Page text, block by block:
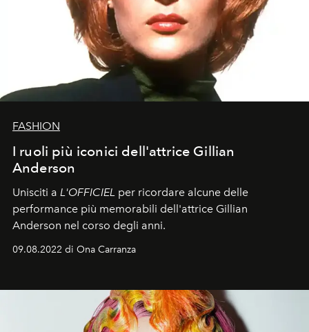
FASHION
I ruoli più iconici dell'attrice Gillian
Anderson
Unisciti a L'OFFICIEL per ricordare alcune delle
performance più memorabili dell'attrice Gillian
Anderson nel corso degli anni.
09.08.2022 di Ona Carranza